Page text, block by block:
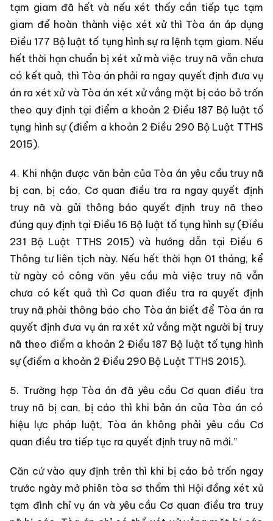
tạm giam đã hết và nếu xét thấy cần tiếp tục tạm
giam để hoàn thành việc xét xử thì Tòa án áp dụng
Điều 177 Bộ luật tố tụng hình sự ra lệnh tạm giam. Nếu
hết thời hạn chuẩn bị xét xử mà việc truy nã vẫn chưa
có kết quả, thì Tòa án phải ra ngay quyết định đưa vụ
án ra xét xử và Tòa án xét xử vắng mặt bị cáo bỏ trốn
theo quy định tại điểm a khoản 2 Điều 187 Bộ luật tố
tụng hình sự (điểm a khoản 2 Điều 290 Bộ Luật TTHS
2015).
4. Khi nhận được văn bản của Tòa án yêu cầu truy nã
bị can, bị cáo, Cơ quan điều tra ra ngay quyết định
truy nã và gửi thông báo quyết định truy nã theo
đúng quy định tại Điều 16 Bộ luật tố tụng hình sự (Điều
231 Bộ Luật TTHS 2015) và hướng dẫn tại Điều 6
Thông tư liên tịch này. Nếu hết thời hạn 01 tháng, kể
từ ngày có công văn yêu cầu mà việc truy nã vẫn
chưa có kết quả thì Cơ quan điều tra ra quyết định
truy nã phải thông báo cho Tòa án biết để Tòa án ra
quyết định đưa vụ án ra xét xử vắng mặt người bị truy
nã theo điểm a khoản 2 Điều 187 Bộ luật tố tụng hình
sự (điểm a khoản 2 Điều 290 Bộ Luật TTHS 2015).
5. Trường hợp Tòa án đã yêu cầu Cơ quan điều tra
truy nã bị can, bị cáo thì khi bản án của Tòa án có
hiệu lực pháp luật, Tòa án không phải yêu cầu Cơ
quan điều tra tiếp tục ra quyết định truy nã mới.”
Căn cứ vào quy định trên thì khi bị cáo bỏ trốn ngay
trước ngày mở phiên tòa sơ thẩm thì Hội đồng xét xử
tạm đình chỉ vụ án và yêu cầu Cơ quan điều tra truy